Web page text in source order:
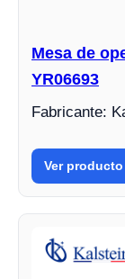
Mesa de
YR06693
Fabricante:
Ver producto